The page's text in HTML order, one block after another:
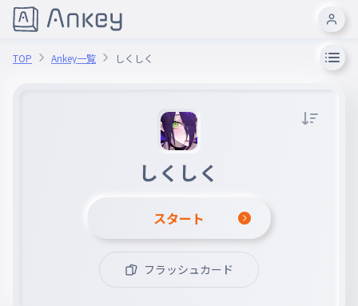
TOP Ankey一覧 しくしく
しくしく
スタート
フラッシュカード